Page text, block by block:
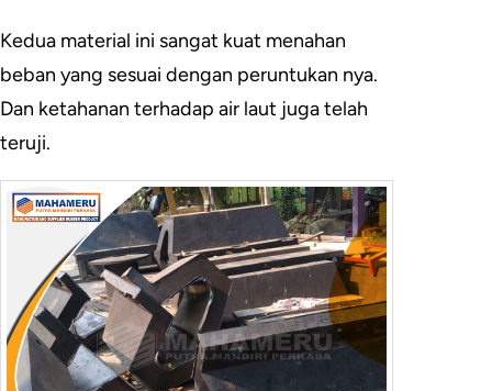
Kedua material ini sangat kuat menahan
beban yang sesuai dengan peruntukan nya.
Dan ketahanan terhadap air laut juga telah
teruji.